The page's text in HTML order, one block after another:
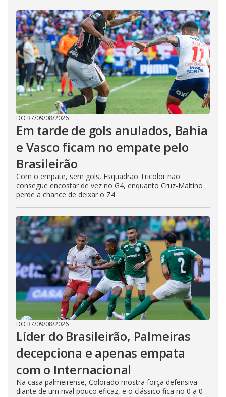
DO R7/09/08/2026
Em tarde de gols anulados, Bahia
e Vasco ficam no empate pelo
Brasileirão
Com o empate, sem gols, Esquadrão Tricolor não
consegue encostar de vez no G4, enquanto Cruz-Maltino
perde a chance de deixar o Z4
DO R7/09/08/2026
Líder do Brasileirão, Palmeiras
decepciona e apenas empata
com o Internacional
Na casa palmeirense, Colorado mostra força defensiva
diante de um rival pouco eficaz, e o clássico fica no 0 a 0